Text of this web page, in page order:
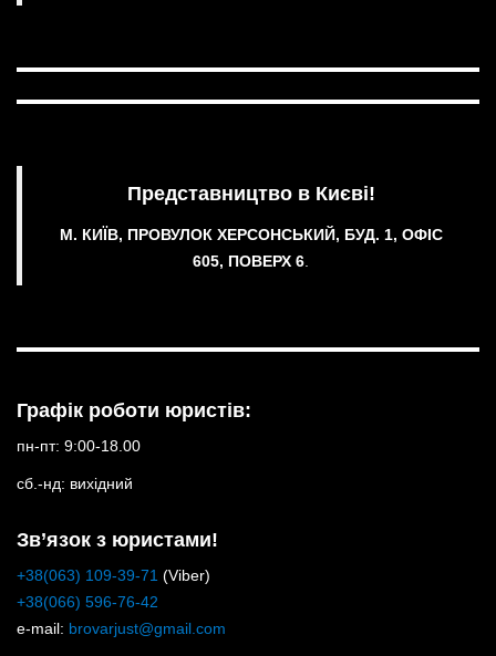
Представництво в Києві!
М. КИЇВ, ПРОВУЛОК ХЕРСОНСЬКИЙ, БУД. 1, ОФІС
605, ПОВЕРХ 6
Графік роботи юристів:
пн-пт: 9:00-18.00
сб.-нд: вихідний
Зв’язок з юристами!
+38(063) 109-39-71 (Viber)
+38(066) 596-76-42
e-mail: brovarjust@gmail.com